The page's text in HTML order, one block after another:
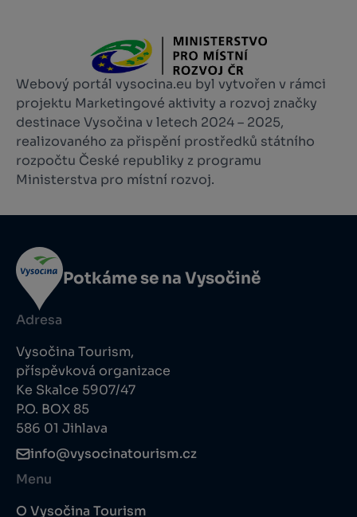
Webový portál vysocina.eu byl vytvořen v rámci
projektu Marketingové aktivity a rozvoj značky
destinace Vysočina v letech 2024 – 2025,
realizovaného za přispění prostředků státního
rozpočtu České republiky z programu
Ministerstva pro místní rozvoj.
Potkáme se na Vysočině
Adresa
Vysočina Tourism,
příspěvková organizace
Ke Skalce 5907/47
P.O. BOX 85
586 01 Jihlava
info@vysocinatourism.cz
Menu
O Vysočina Tourism